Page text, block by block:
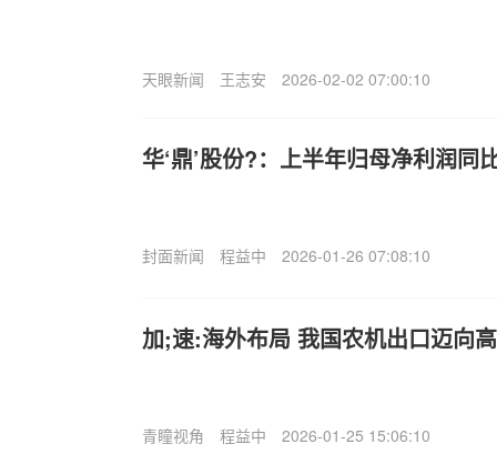
天眼新闻 王志安 2026-02-02 07:00:10
华‘鼎’股份?：上半年归母净利润同
封面新闻 程益中 2026-01-26 07:08:10
加;速:海外布局 我国农机出口迈向
青瞳视角 程益中 2026-01-25 15:06:10